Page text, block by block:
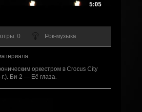
5:05
: 0 Рок-музыка
:
оркестром в Crocus City
г.). Би-2 — Её глаза.